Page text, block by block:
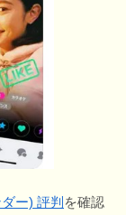
ー) 評判 を確認